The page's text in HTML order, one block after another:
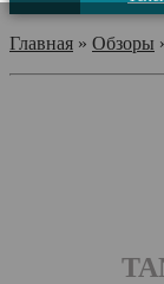
Главная » Обзоры